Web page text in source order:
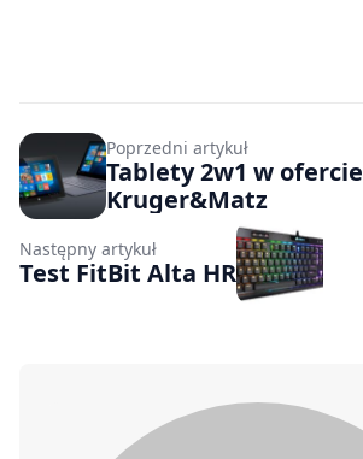
Poprzedni artykuł
Tablety 2w1 w ofercie
Kruger&Matz
Następny artykuł
Test FitBit Alta HR